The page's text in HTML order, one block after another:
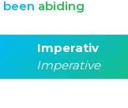
been abiding
Imperativ
Imperative